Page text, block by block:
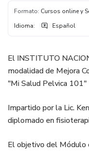
Formato: Cursos online y
Idioma: Español
El INSTITUTO
modalidad de Mejora
"Mi Salud Pelvica 101"
Impartido por la Lic.
diplomado en
El objetivo del Módulo